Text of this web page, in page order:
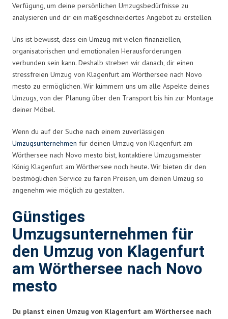
Verfügung, um deine persönlichen Umzugsbedürfnisse zu
analysieren und dir ein maßgeschneidertes Angebot zu erstellen.
Uns ist bewusst, dass ein Umzug mit vielen finanziellen,
organisatorischen und emotionalen Herausforderungen
verbunden sein kann. Deshalb streben wir danach, dir einen
stressfreien Umzug von Klagenfurt am Wörthersee nach Novo
mesto zu ermöglichen. Wir kümmern uns um alle Aspekte deines
Umzugs, von der Planung über den Transport bis hin zur Montage
deiner Möbel.
Wenn du auf der Suche nach einem zuverlässigen
Umzugsunternehmen für deinen Umzug von Klagenfurt am
Wörthersee nach Novo mesto bist, kontaktiere Umzugsmeister
König Klagenfurt am Wörthersee noch heute. Wir bieten dir den
bestmöglichen Service zu fairen Preisen, um deinen Umzug so
angenehm wie möglich zu gestalten.
Günstiges
Umzugsunternehmen für
den Umzug von Klagenfurt
am Wörthersee nach Novo
mesto
Du planst einen Umzug von Klagenfurt am Wörthersee nach